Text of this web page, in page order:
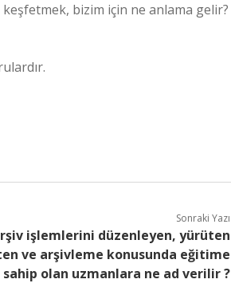
keşfetmek, bizim için ne anlama gelir?
Sonraki Yazı
işlemlerini düzenleyen, yürüten
ve arşivleme konusunda eğitime
sahip olan uzmanlara ne ad verilir ?